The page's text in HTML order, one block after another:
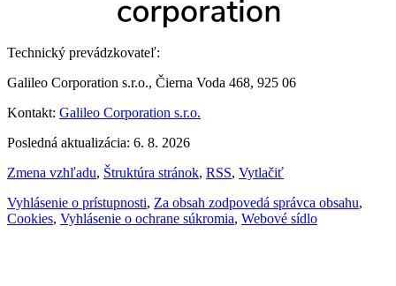
Technický prevádzkovateľ:
Galileo Corporation s.r.o., Čierna Voda 468, 925 06
Kontakt: Galileo Corporation s.r.o.
Posledná aktualizácia: 6. 8. 2026
Zmena vzhľadu, Štruktúra stránok, RSS, Vytlačiť
Vyhlásenie o prístupnosti, Za obsah zodpovedá správca obsahu,
Cookies, Vyhlásenie o ochrane súkromia, Webové sídlo